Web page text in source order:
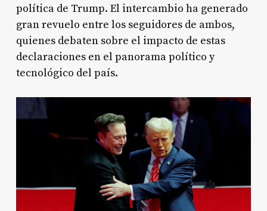
política de Trump. El intercambio ha generado
gran revuelo entre los seguidores de ambos,
quienes debaten sobre el impacto de estas
declaraciones en el panorama político y
tecnológico del país.